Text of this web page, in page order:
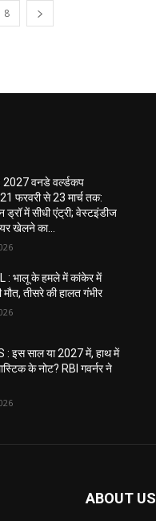
8
2027 वनडे वर्ल्डकप
फरवरी से 23 मार्च तक:
ड्रॉ में सीधी एंट्री; वेस्टइंडीज
खेलने का...
: भालू के हमले में कांकेर में
तीसरे की हालत गंभीर
: इस साल या 2027 में, हाथ में
के नोट? RBI गवर्नर ने
ABOUT US